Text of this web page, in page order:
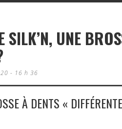
SILK’N, UNE
- 16 h 36
À DENTS «